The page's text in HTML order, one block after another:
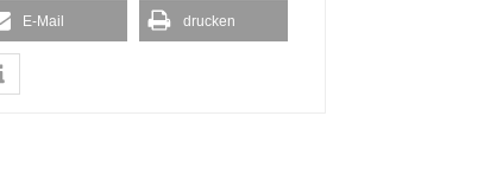
E-Mail drucken